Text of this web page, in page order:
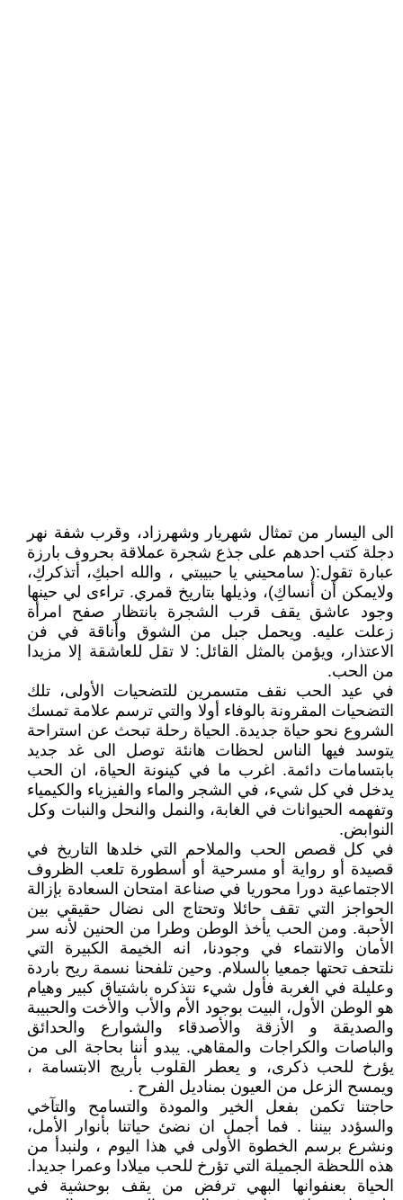
الى اليسار من تمثال شهريار وشهرزاد، وقرب شفة نهر
دجلة كتب احدهم على جذع شجرة عملاقة بحروف بارزة
عبارة تقول:( سامحيني يا حبيبتي ، والله احبكِ، أتذكركِ،
ولايمكن أن أنساكِ)، وذيلها بتاريخ قمري. تراءى لي حينها
وجود عاشق يقف قرب الشجرة بانتظار صفح امرأة
زعلت عليه. ويحمل جبل من الشوق وأناقة في فن
الاعتذار، ويؤمن بالمثل القائل: لا تقل للعاشقة إلا مزيدا
من الحب.
في عيد الحب نقف متسمرين للتضحيات الأولى، تلك
التضحيات المقرونة بالوفاء أولا والتي ترسم علامة تمسك
الشروع نحو حياة جديدة. الحياة رحلة تبحث عن استراحة
يتوسد فيها الناس لحظات هانئة توصل الى غد جديد
بابتسامات دائمة. اغرب ما في كينونة الحياة، ان الحب
يدخل في كل شيء، في الشجر والماء والفيزياء والكيمياء
وتفهمه الحيوانات في الغابة، والنمل والنحل والنبات وكل
النوابض.
في كل قصص الحب والملاحم التي خلدها التاريخ في
قصيدة أو رواية أو مسرحية أو أسطورة تلعب الظروف
الاجتماعية دورا محوريا في صناعة امتحان السعادة بإزالة
الحواجز التي تقف حائلا وتحتاج الى نضال حقيقي بين
الأحبة. ومن الحب يأخذ الوطن وطرا من الحنين لأنه سر
الأمان والانتماء في وجودنا، انه الخيمة الكبيرة التي
نلتحف تحتها جمعيا بالسلام. وحين تلفحنا نسمة ريح باردة
وعليلة في الغربة فأول شيء نتذكره باشتياق كبير وهيام
هو الوطن الأول، البيت بوجود الأم والأب والأخت والحبيبة
والصديقة و الأزقة والأصدقاء والشوارع والحدائق
والباصات والكراجات والمقاهي. يبدو أننا بحاجة الى من
يؤرخ للحب ذكرى، و يعطر القلوب بأريج الابتسامة ،
ويمسح الزعل من العيون بمناديل الفرح .
حاجتنا تكمن بفعل الخير والمودة والتسامح والتآخي
والسؤدد بيننا . فما أجمل ان نضئ حياتنا بأنوار الأمل،
ونشرع برسم الخطوة الأولى في هذا اليوم ، ولنبدأ من
هذه اللحظة الجميلة التي تؤرخ للحب ميلادا وعمرا جديدا.
الحياة بعنفوانها البهي ترفض من يقف بوحشية في